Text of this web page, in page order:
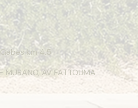
km 4.5
MURANO, AV FATTOUMA